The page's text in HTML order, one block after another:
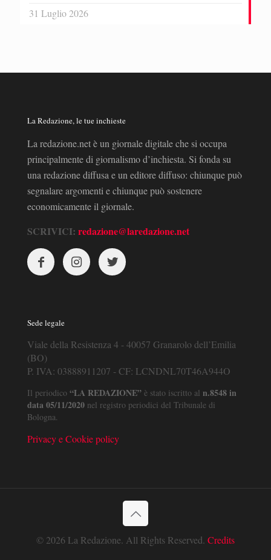
31 Luglio 2026
La Redazione, le tue inchieste
La redazione.net è un giornale digitale che si occupa
principalmente di giornalismo d’inchiesta. Si fonda su
una redazione diffusa e un editore diffuso: chiunque può
segnalare argomenti e chiunque può sostenere
economicamente il giornale.
SCRIVICI: redazione@laredazione.net
Sede legale
Viale della Resistenza 4 - 40057 Granarolo dell’Emilia
(BO)
P. IVA: 03888911207 - CF: LCNDNL70T46A944O
Il periodico “LA REDAZIONE” è stato iscritto al n.8548 in
data 05/11/2020 nel registro periodici del Tribunale di
Bologna.
Privacy e Cookie policy
© 2026 La Redazione. All Rights Reserved. Credits